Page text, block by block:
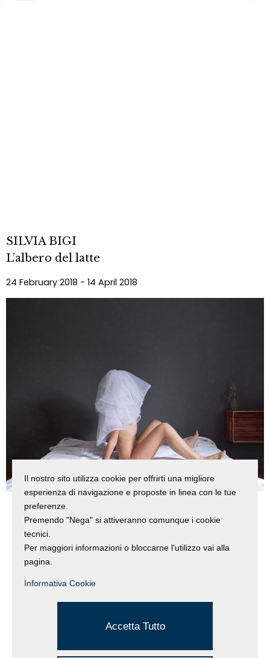
SILVIA BIGI
L’albero del latte
24 February 2018 - 14 April 2018
Il nostro sito utilizza cookie per offrirti una migliore
esperienza di navigazione e proposte in linea con le tue
preferenze.
Premendo "Nega" si attiveranno comunque i cookie
tecnici.
Per maggiori informazioni o bloccarne l'utilizzo vai alla
pagina.
Informativa Cookie
Accetta Tutto